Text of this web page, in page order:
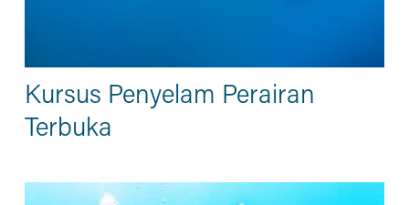
Kursus Penyelam Perairan
Terbuka